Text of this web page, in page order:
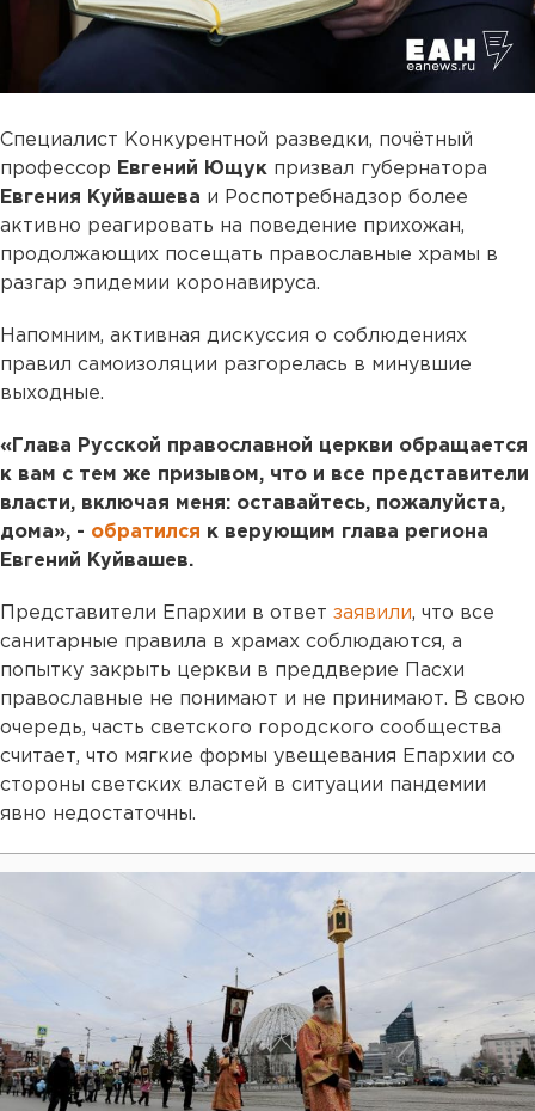
Специалист Конкурентной разведки, почётный
профессор Евгений Ющук призвал губернатора
Евгения Куйвашева и Роспотребнадзор более
активно реагировать на поведение прихожан,
продолжающих посещать православные храмы в
разгар эпидемии коронавируса.
Напомним, активная дискуссия о соблюдениях
правил самоизоляции разгорелась в минувшие
выходные.
«Глава Русской православной церкви обращается
к вам с тем же призывом, что и все представители
власти, включая меня: оставайтесь, пожалуйста,
дома», - обратился к верующим глава региона
Евгений Куйвашев.
Представители Епархии в ответ заявили, что все
санитарные правила в храмах соблюдаются, а
попытку закрыть церкви в преддверие Пасхи
православные не понимают и не принимают. В свою
очередь, часть светского городского сообщества
считает, что мягкие формы увещевания Епархии со
стороны светских властей в ситуации пандемии
явно недостаточны.